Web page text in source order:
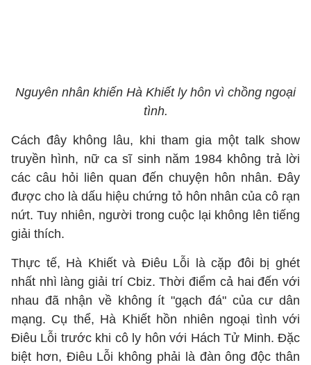
Nguyên nhân khiến Hà Khiết ly hôn vì chồng ngoại
tình.
Cách đây không lâu, khi tham gia một talk show
truyền hình, nữ ca sĩ sinh năm 1984 không trả lời
các câu hỏi liên quan đến chuyện hôn nhân. Đây
được cho là dấu hiệu chứng tỏ hôn nhân của cô rạn
nứt. Tuy nhiên, người trong cuộc lại không lên tiếng
giải thích.
Thực tế, Hà Khiết và Điêu Lỗi là cặp đôi bị ghét
nhất nhì làng giải trí Cbiz. Thời điểm cả hai đến với
nhau đã nhận về không ít "gạch đá" của cư dân
mạng. Cụ thể, Hà Khiết hồn nhiên ngoại tình với
Điêu Lỗi trước khi cô ly hôn với Hách Tử Minh. Đặc
biệt hơn, Điêu Lỗi không phải là đàn ông độc thân